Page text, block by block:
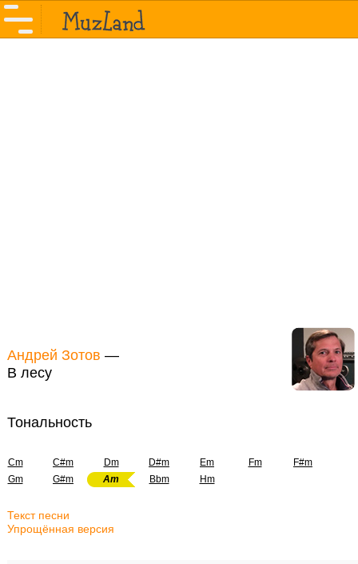
Андрей Зотов —
В лесу
Тональность
Cm C#m Dm D#m Em Fm
F#m
Gm
G#m Am Bbm Hm
Текст песни
Упрощённая версия